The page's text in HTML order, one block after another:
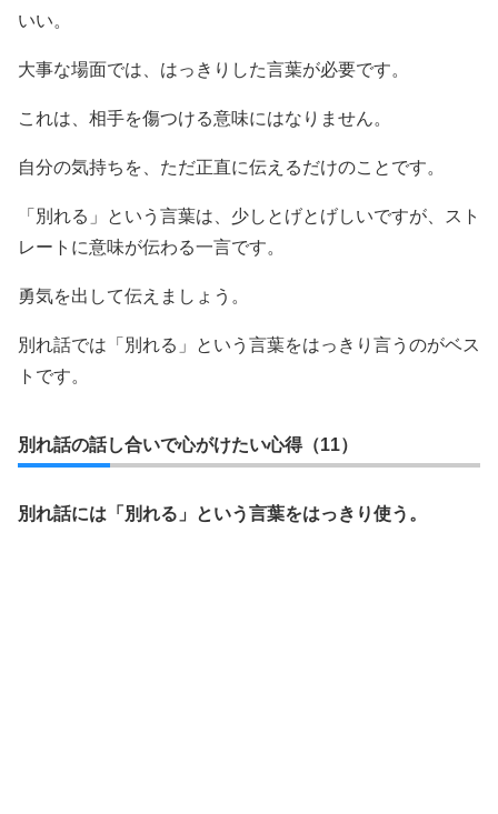
いい。
大事な場面では、はっきりした言葉が必要です。
これは、相手を傷つける意味にはなりません。
自分の気持ちを、ただ正直に伝えるだけのことです。
「別れる」という言葉は、少しとげとげしいですが、スト
レートに意味が伝わる一言です。
勇気を出して伝えましょう。
別れ話では「別れる」という言葉をはっきり言うのがベス
トです。
別れ話の話し合いで心がけたい心得（11）
別れ話には「別れる」という言葉をはっきり使う。